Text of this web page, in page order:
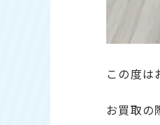
この度は
お買取の